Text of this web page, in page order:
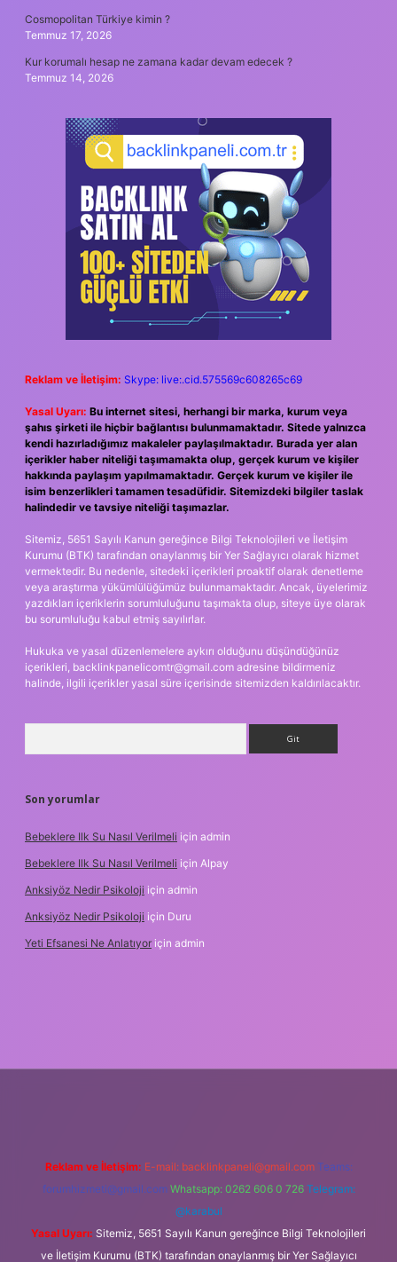
Cosmopolitan Türkiye kimin ?
Temmuz 17, 2026
Kur korumalı hesap ne zamana kadar devam edecek ?
Temmuz 14, 2026
Reklam ve İletişim: Skype: live:.cid.575569c608265c69
Yasal Uyarı: Bu internet sitesi, herhangi bir marka, kurum veya
şahıs şirketi ile hiçbir bağlantısı bulunmamaktadır. Sitede yalnızca
kendi hazırladığımız makaleler paylaşılmaktadır. Burada yer alan
içerikler haber niteliği taşımamakta olup, gerçek kurum ve kişiler
hakkında paylaşım yapılmamaktadır. Gerçek kurum ve kişiler ile
isim benzerlikleri tamamen tesadüfidir. Sitemizdeki bilgiler taslak
halindedir ve tavsiye niteliği taşımazlar.
Sitemiz, 5651 Sayılı Kanun gereğince Bilgi Teknolojileri ve İletişim
Kurumu (BTK) tarafından onaylanmış bir Yer Sağlayıcı olarak hizmet
vermektedir. Bu nedenle, sitedeki içerikleri proaktif olarak denetleme
veya araştırma yükümlülüğümüz bulunmamaktadır. Ancak, üyelerimiz
yazdıkları içeriklerin sorumluluğunu taşımakta olup, siteye üye olarak
bu sorumluluğu kabul etmiş sayılırlar.
Hukuka ve yasal düzenlemelere aykırı olduğunu düşündüğünüz
içerikleri, backlinkpanelicomtr@gmail.com adresine bildirmeniz
halinde, ilgili içerikler yasal süre içerisinde sitemizden kaldırılacaktır.
Son yorumlar
Bebeklere Ilk Su Nasıl Verilmeli için admin
Bebeklere Ilk Su Nasıl Verilmeli için Alpay
Anksiyöz Nedir Psikoloji için admin
Anksiyöz Nedir Psikoloji için Duru
Yeti Efsanesi Ne Anlatıyor için admin
Reklam ve İletişim: E-mail: backlinkpaneli@gmail.com Teams:
forumhizmeti@gmail.com Whatsapp: 0262 606 0 726 Telegram:
@karabul
Yasal Uyarı: Sitemiz, 5651 Sayılı Kanun gereğince Bilgi Teknolojileri
ve İletişim Kurumu (BTK) tarafından onaylanmış bir Yer Sağlayıcı